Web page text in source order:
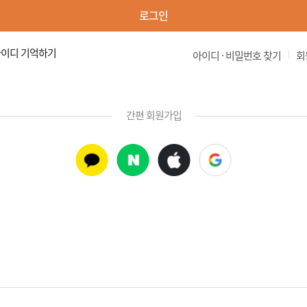
로그인
디 기억하기 |
아이디 · 비밀번호 찾기
간편 회원가입